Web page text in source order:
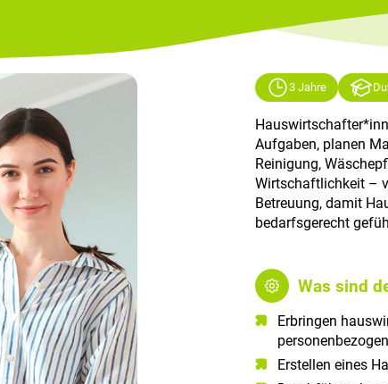
3 Jahre
Aufgaben, planen
Reinigung,
Wirtschaftlichkeit –
Betreuung, damit
bedarfsgerecht
Was sind
Erbringen
Erstellen eines